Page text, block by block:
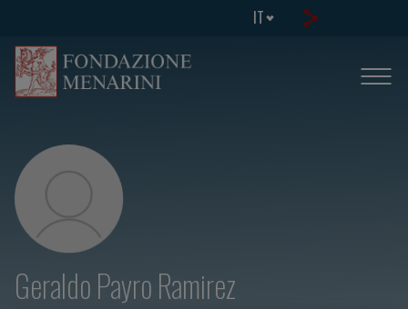
IT
Geraldo Payro Ramirez